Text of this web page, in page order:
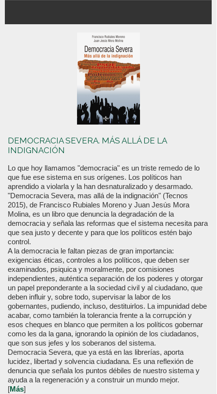
DEMOCRACIA SEVERA. MÁS ALLÁ DE LA
INDIGNACIÓN
Lo que hoy llamamos "democracia" es un triste remedo de lo
que fue ese sistema en sus orígenes. Los políticos han
aprendido a violarla y la han desnaturalizado y desarmado.
"Democracia Severa, mas allá de la indignación" (Tecnos
2015), de Francisco Rubiales Moreno y Juan Jesús Mora
Molina, es un libro que denuncia la degradación de la
democracia y señala las reformas que el sistema necesita para
que sea justo y decente y para que los políticos estén bajo
control.
A la democracia le faltan piezas de gran importancia:
exigencias éticas, controles a los políticos, que deben ser
examinados, psiquica y moralmente, por comisiones
independientes, auténtica separación de los poderes y otorgar
un papel preponderante a la sociedad civil y al ciudadano, que
deben influir y, sobre todo, supervisar la labor de los
gobernantes, pudiendo, incluso, destituirlos. La impunidad debe
acabar, como también la tolerancia frente a la corrupción y
esos cheques en blanco que permiten a los políticos gobernar
como les da la gana, ignorando la opinión de los ciudadanos,
que son sus jefes y los soberanos del sistema.
Democracia Severa, que ya está en las librerías, aporta
lucidez, libertad y solvencia ciudadana. Es una reflexión de
denuncia que señala los puntos débiles de nuestro sistema y
ayuda a la regeneración y a construir un mundo mejor.
[Más]